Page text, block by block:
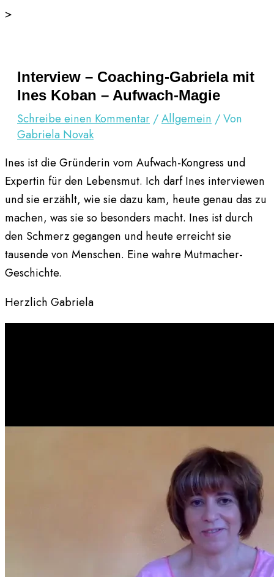
>
Interview – Coaching-Gabriela mit
Ines Koban – Aufwach-Magie
Schreibe einen Kommentar /Allgemein / Von
Gabriela Novak
Ines ist die Gründerin vom Aufwach-Kongress und
Expertin für den Lebensmut. Ich darf Ines interviewen
und sie erzählt, wie sie dazu kam, heute genau das zu
machen, was sie so besonders macht. Ines ist durch
den Schmerz gegangen und heute erreicht sie
tausende von Menschen. Eine wahre Mutmacher-
Geschichte.
Herzlich Gabriela